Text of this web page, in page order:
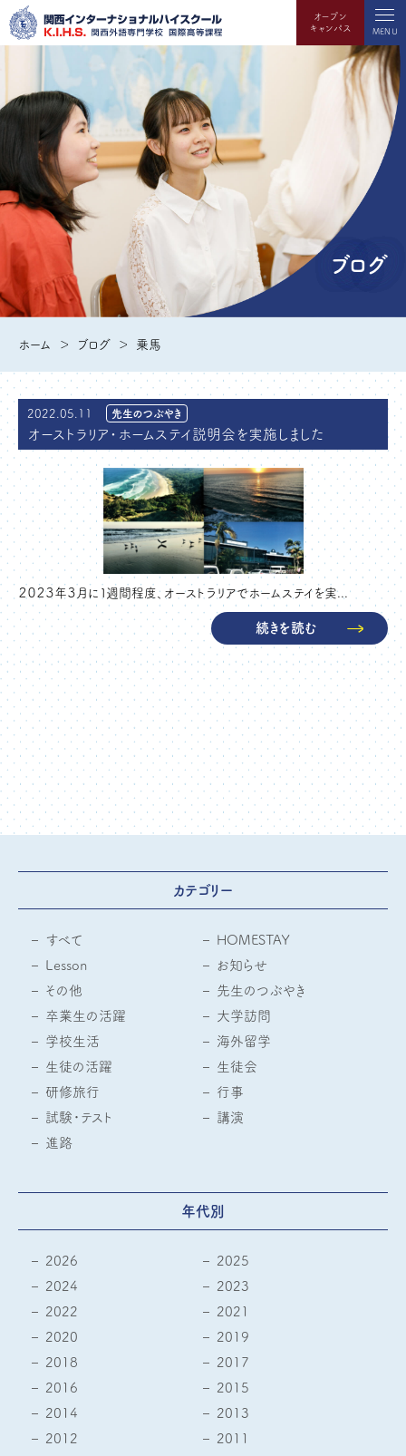
オープン
キャンパス
MENU
ブログ
ホーム ブログ 乗馬
2022.05.11 先生のつぶやき
オーストラリア・ホームステイ説明会を実施しました
２０２３年３月に１週間程度、オーストラリアでホームステイを実...
続きを読む
カテゴリー
すべて
HOMESTAY
Lesson
お知らせ
その他
先生のつぶやき
卒業生の活躍
大学訪問
学校生活
海外留学
生徒の活躍
生徒会
研修旅行
行事
試験・テスト
講演
進路
年代別
2026
2025
2024
2023
2022
2021
2020
2019
2018
2017
2016
2015
2014
2013
2012
2011